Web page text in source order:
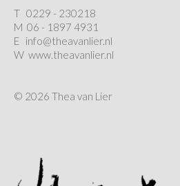
T 0229 - 230218
M 06 - 1897 4931
E info@theavanlier.nl
W www.theavanlier.nl
© 2026 Thea van Lier